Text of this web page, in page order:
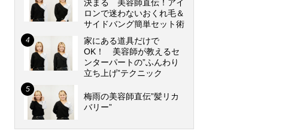
決まる 美容師直伝！アイ
ロンで迷わないおくれ毛＆
サイドバング簡単セット術
家にある道具だけで
OK！ 美容師が教えるセ
ンターパートの”ふんわり
立ち上げ”テクニック
梅雨の美容師直伝”髪リカ
バリー”